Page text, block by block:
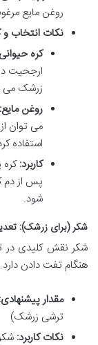
روغن مایع
نکات انتخاب و
کره
ارجحیت
زرشک می
روغن مایع:
می توان
استفاده
کاربرد:
پس از دم
شود.
شکر (برای زرشک):
شکر نقش کلیدی
هنگام تفت دادن دارد.
مقدار پیشنهادی:
ترشی زرشک)
نکات کاربرد: